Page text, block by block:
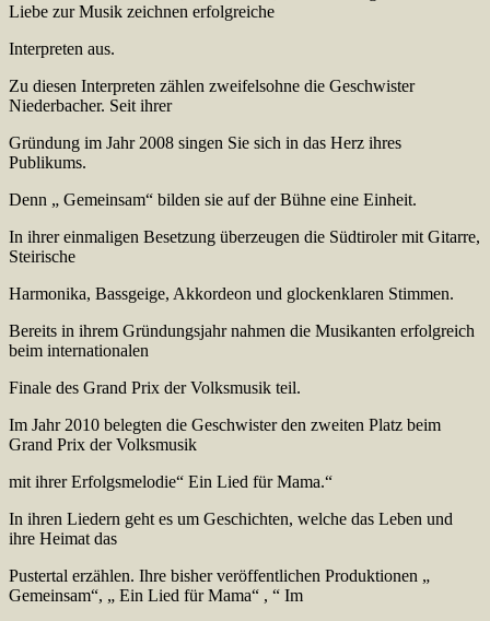
Liebe zur Musik zeichnen erfolgreiche
Interpreten aus.
Zu diesen Interpreten zählen zweifelsohne die Geschwister
Niederbacher. Seit ihrer
Gründung im Jahr 2008 singen Sie sich in das Herz ihres
Publikums.
Denn „ Gemeinsam“ bilden sie auf der Bühne eine Einheit.
In ihrer einmaligen Besetzung überzeugen die Südtiroler mit Gitarre,
Steirische
Harmonika, Bassgeige, Akkordeon und glockenklaren Stimmen.
Bereits in ihrem Gründungsjahr nahmen die Musikanten erfolgreich
beim internationalen
Finale des Grand Prix der Volksmusik teil.
Im Jahr 2010 belegten die Geschwister den zweiten Platz beim
Grand Prix der Volksmusik
mit ihrer Erfolgsmelodie“ Ein Lied für Mama.“
In ihren Liedern geht es um Geschichten, welche das Leben und
ihre Heimat das
Pustertal erzählen. Ihre bisher veröffentlichen Produktionen „
Gemeinsam“, „ Ein Lied für Mama“ , “ Im